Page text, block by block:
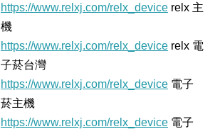
https://www.relxj.com/relx_device relx 主
機
https://www.relxj.com/relx_device relx 電
子菸台灣
https://www.relxj.com/relx_device 電子
菸主機
https://www.relxj.com/relx_device 電子